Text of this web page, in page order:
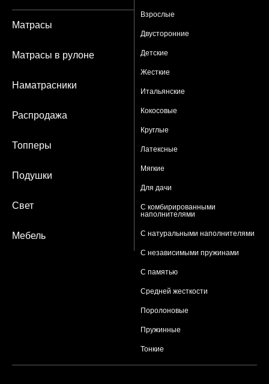
Взрослые
Двусторонние
Детские
Жесткие
Итальянские
Кокосовые
Круглые
Латексные
Мягкие
Для дачи
С комбирированными
наполнителями
С натуральными наполнителями
С независимыми пружинами
С памятью
Средней жесткости
Поролоновые
Пружинные
Тонкие
Матрасы
Матрасы в рулоне
Наматрасники
Распродажа
Топперы
Подушки
Свет
Мебель